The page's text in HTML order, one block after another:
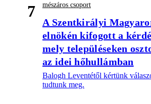
7 mészáros csoport
A Szentkirályi
elnökén kifogott a
mely településeken
az idei hőhullámban
Balogh Leventétől kértünk
tudtunk meg.